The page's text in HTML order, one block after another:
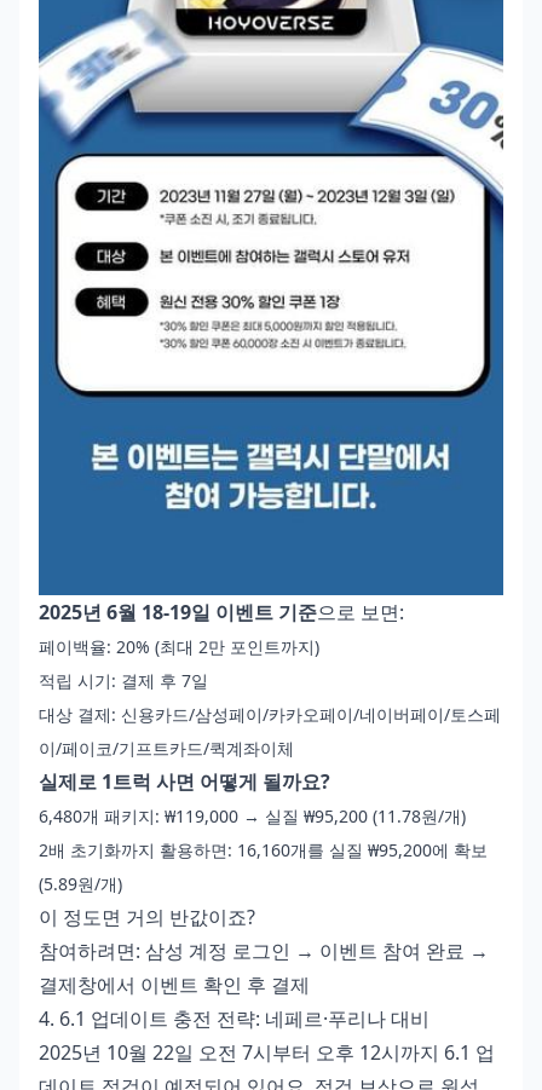
2025년 6월 18-19일 이벤트 기준으로 보면:
페이백율: 20% (최대 2만 포인트까지)
적립 시기: 결제 후 7일
대상 결제: 신용카드/삼성페이/카카오페이/네이버페이/토스페
이/페이코/기프트카드/퀵계좌이체
실제로 1트럭 사면 어떻게 될까요?
6,480개 패키지: ₩119,000 → 실질 ₩95,200 (11.78원/개)
2배 초기화까지 활용하면: 16,160개를 실질 ₩95,200에 확보
(5.89원/개)
이 정도면 거의 반값이죠?
참여하려면: 삼성 계정 로그인 → 이벤트 참여 완료 →
결제창에서 이벤트 확인 후 결제
4. 6.1 업데이트 충전 전략: 네페르·푸리나 대비
2025년 10월 22일 오전 7시부터 오후 12시까지 6.1 업